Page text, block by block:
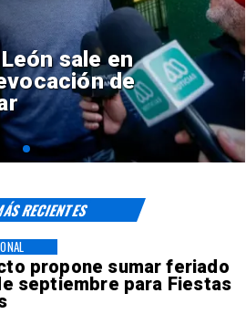
formalizan
propone sumar feriado
septiembre para Fiestas
RECIENTES